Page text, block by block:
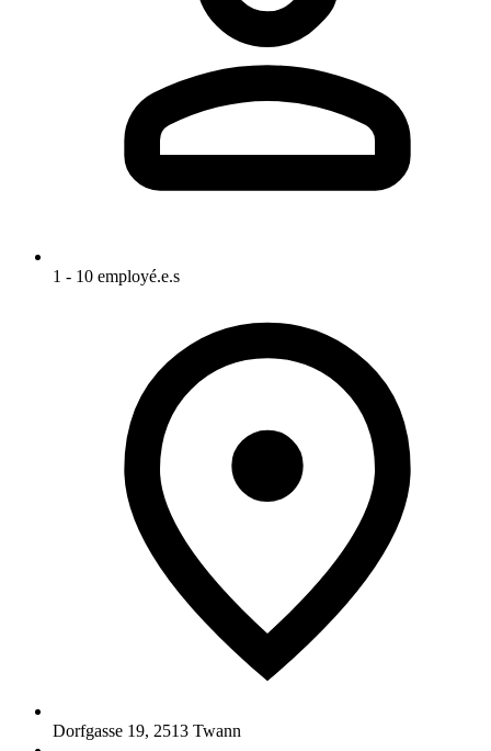
1 - 10 employé.e.s
Dorfgasse 19, 2513 Twann